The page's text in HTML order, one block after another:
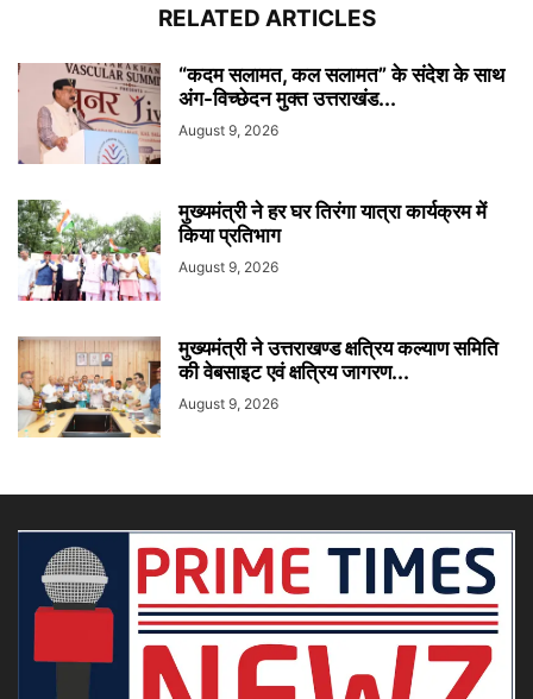
RELATED ARTICLES
“कदम सलामत, कल सलामत” के संदेश के साथ
अंग-विच्छेदन मुक्त उत्तराखंड...
August 9, 2026
मुख्यमंत्री ने हर घर तिरंगा यात्रा कार्यक्रम में
किया प्रतिभाग
August 9, 2026
मुख्यमंत्री ने उत्तराखण्ड क्षत्रिय कल्याण समिति
की वेबसाइट एवं क्षत्रिय जागरण...
August 9, 2026